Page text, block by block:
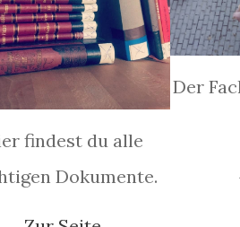
findest du alle
Dokumente.
Der